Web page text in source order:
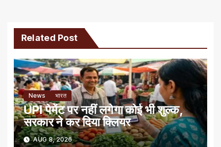
Related Post
News भारत
UPI पेमेंट पर नहीं लगेगा कोई भी शुल्क,
सरकार ने कर दिया क्लियर
AUG 8, 2026